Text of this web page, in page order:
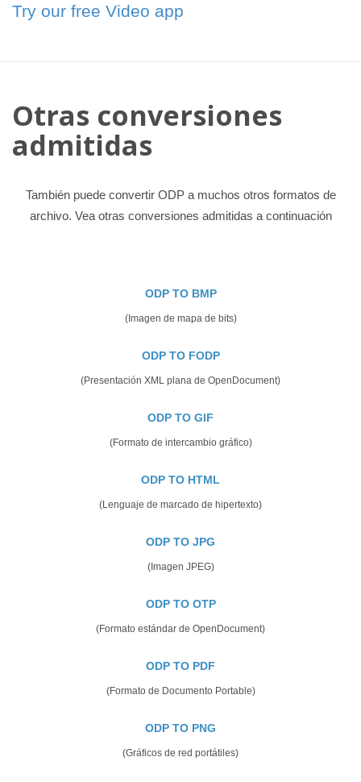
Try our free Video app
Otras conversiones
admitidas
También puede convertir ODP a muchos otros formatos de
archivo. Vea otras conversiones admitidas a continuación
ODP TO BMP
(Imagen de mapa de bits)
ODP TO FODP
(Presentación XML plana de OpenDocument)
ODP TO GIF
(Formato de intercambio gráfico)
ODP TO HTML
(Lenguaje de marcado de hipertexto)
ODP TO JPG
(Imagen JPEG)
ODP TO OTP
(Formato estándar de OpenDocument)
ODP TO PDF
(Formato de Documento Portable)
ODP TO PNG
(Gráficos de red portátiles)